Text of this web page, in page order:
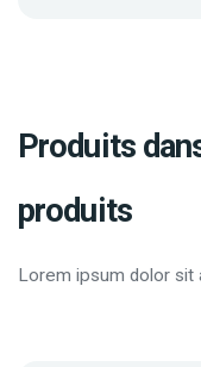
Produits
produits
Lorem ipsum dolor sit